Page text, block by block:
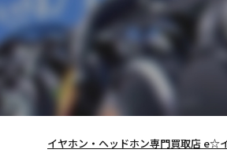
イヤホン・ヘッドホン専門買取店 e☆